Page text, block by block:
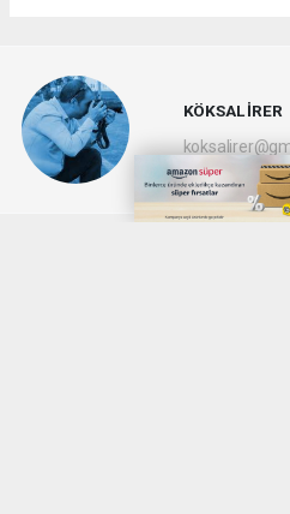
KÖKSAL İRER